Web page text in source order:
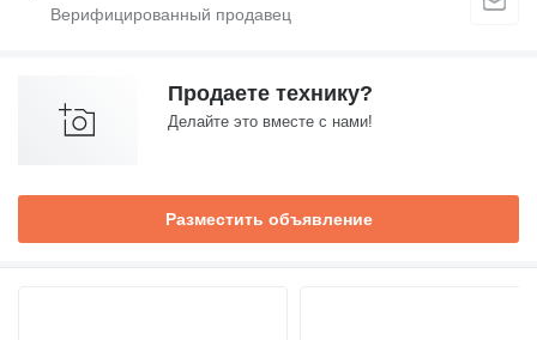
Продаете технику?
Делайте это вместе с нами!
Разместить объявление